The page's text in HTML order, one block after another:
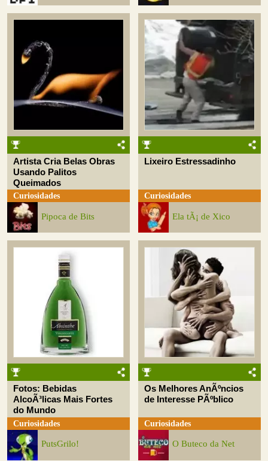
Artista Cria Belas Obras
Usando Palitos
Queimados
Curiosidades
Pipoca de Bits
Lixeiro Estressadinho
Curiosidades
Ela tÃ¡ de Xico
Fotos: Bebidas
AlcoÃ³licas Mais Fortes
do Mundo
Curiosidades
PutsGrilo!
Os Melhores AnÃºncios
de Interesse PÃºblico
Curiosidades
O Buteco da Net